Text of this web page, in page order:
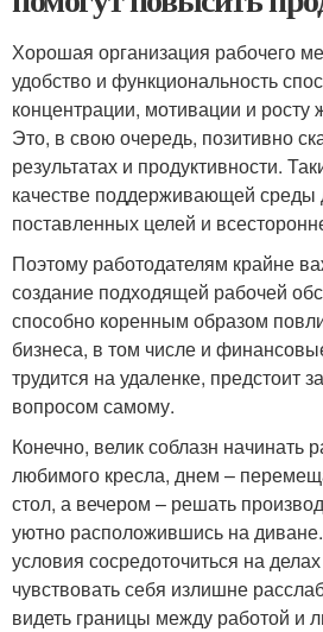
Хорошая организация рабочего
удобство и функциональность
концентрации, мотивации и росту
Это, в свою очередь, позитивно
результатах и продуктивности.
качестве поддерживающей среды
поставленных целей и
Поэтому работодателям крайне
создание подходящей рабочей
способно коренным образом
бизнеса, в том числе и
трудится на удаленке, предстоит
вопросом самому.
Конечно, велик соблазн начинать
любимого кресла, днем –
стол, а вечером – решать
уютно расположившись на
условия сосредоточиться на
чувствовать себя излишне
видеть границы между работой и